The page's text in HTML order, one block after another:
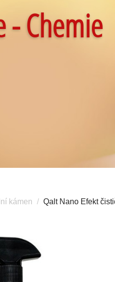
- Chemie
kámen Qalt Nano Efekt